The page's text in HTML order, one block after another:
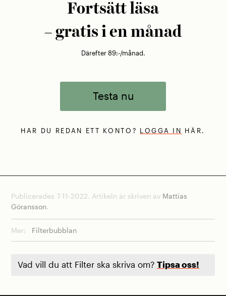
Fortsätt läsa
– gratis i en månad
Därefter 89:-/månad.
Testa nu
HAR DU REDAN ETT KONTO? LOGGA IN HÄR.
Publicerades 7-11-2022. Artikeln är skriven av Mattias
Göransson.
Mer: Filterbubblan
Vad vill du att Filter ska skriva om? Tipsa oss!